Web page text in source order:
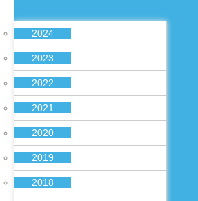
2024
2023
2022
2021
2020
2019
2018